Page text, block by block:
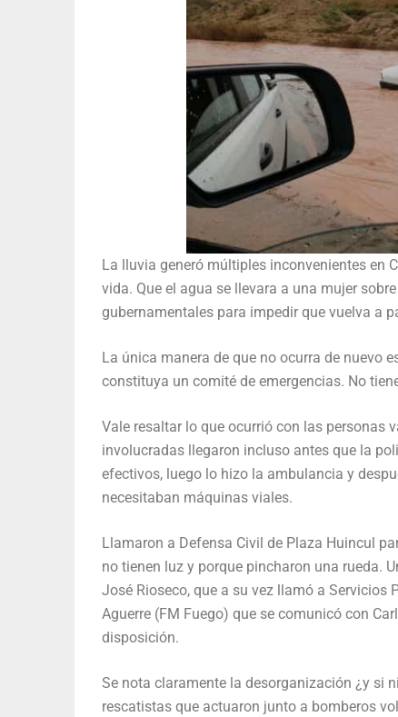
La lluvia generó múltiples inconvenientes en
vida. Que el agua se llevara a una mujer
gubernamentales para impedir que vuelva a
La única manera de que no ocurra de nuevo
constituya un comité de emergencias. No
Vale resaltar lo que ocurrió con las personas
involucradas llegaron incluso antes que la
efectivos, luego lo hizo la ambulancia y
necesitaban máquinas viales.
Llamaron a Defensa Civil de Plaza Huincul
no tienen luz y porque pincharon una rueda.
José Rioseco, que a su vez llamó a
Aguerre (FM Fuego) que se comunicó con
disposición.
Se nota claramente la desorganización ¿y si
rescatistas que actuaron junto a bomberos